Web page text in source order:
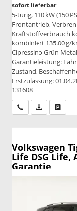
sofort lieferbar
5-türig, 110 kW (150
Frontantrieb,
Kraftstoffverbrauch
kombiniert 135.00 g/
Cipressino Grün
Garantieleistung:
Zustand,
Erstzulassung:
131608
Wir rufen Sie an
PDF-Datei,
Volkswagen
Life DSG Life,
Garantie